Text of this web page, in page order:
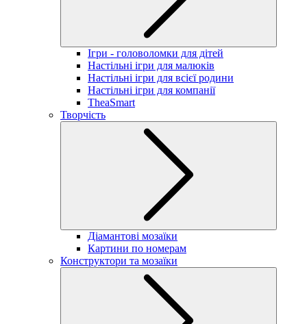
Ігри - головоломки для дітей
Настільні ігри для малюків
Настільні ігри для всієї родини
Настільні ігри для компанії
TheaSmart
Творчість
Діамантові мозаїки
Картини по номерам
Конструктори та мозаїки